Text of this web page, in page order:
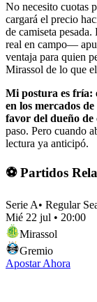
No necesito cuotas
cargará el precio
de camiseta
real en campo—
ventaja para quien
Mirassol de lo que
Mi postura es fría:
en los mercados
favor del dueño de
paso. Pero cuando
lectura ya anticipó.
⚽ Partidos
Serie A• Regular
Mié 22 jul • 20:00
Mirassol
Gremio
Apostar Ahora